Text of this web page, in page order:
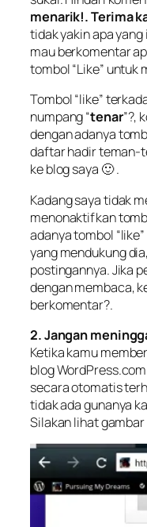
menarik!. Terima
tidak yakin apa
mau berkomentar
tombol “Like” untuk
Tombol “like”
numpang “tenar”?,
dengan adanya
daftar hadir teman-
ke blog saya 🙂 .
Kadang saya tidak
menonaktifkan
adanya tombol
yang mendukung
postingannya. Jika
dengan membaca,
berkomentar?.
2. Jangan
Ketika kamu
blog
secara otomatis
tidak ada gunanya
Silakan lihat